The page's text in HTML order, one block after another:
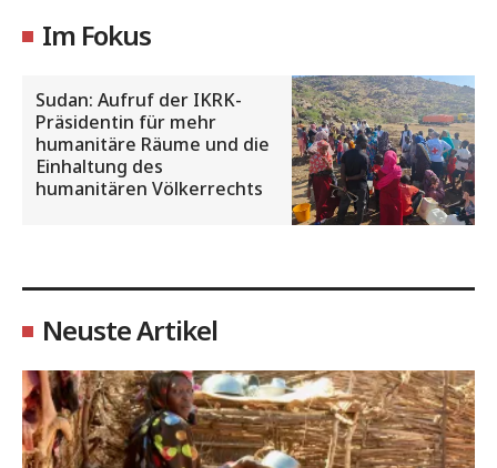
Im Fokus
Sudan: Aufruf der IKRK-
Präsidentin für mehr
humanitäre Räume und die
Einhaltung des
humanitären Völkerrechts
Neuste Artikel